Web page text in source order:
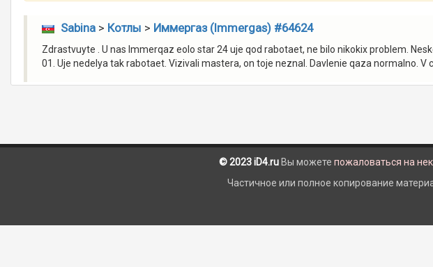
Sabina> Котлы > Иммергаз (Immergas) #64624
Zdrastvuyte . U nas Immerqaz eolo star 24 uje qod rabotaet, ne bilo nikokix problem.
01. Uje nedelya tak rabotaet. Vizivali mastera, on toje neznal. Davlenie qaza normalno. V
© 2023 iD4.ru Вы можете пожаловаться на
Частичное или полное копирование